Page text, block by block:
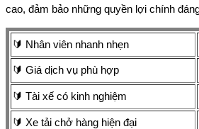
cao, đảm bảo những quyền lợi chính
🔰 Nhân viên nhanh nhẹn
🔰 Giá dịch vụ phù hợp
🔰 Tài xế có kinh nghiệm
🔰 Xe tải chở hàng hiện đại